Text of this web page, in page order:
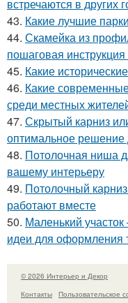
встречаются в других
43. Какие лучшие
44. Скамейка из
пошаговая
45. Какие
46. Какие
среди местных
47. Скрытый карниз
оптимальное решение
48. Потолочная ниша
вашему интерьеру
49. Потолочный
работают вместе
50. Маленький
идеи для оформления
© 2026 Интерьер и Декор
Контакты
Пользовательское